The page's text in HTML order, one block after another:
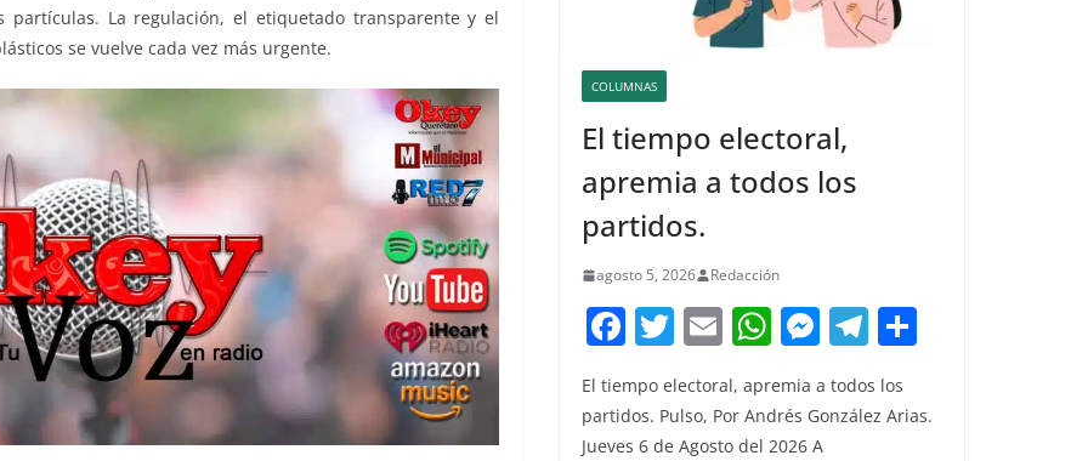
partículas. La regulación, el etiquetado transparente y el
se vuelve cada vez más urgente.
COLUMNAS
El tiempo electoral,
apremia a todos los
partidos.
agosto 5, 2026 Redacción
F
c
e
T
w
itt
er
E
m
ai
l
W
at
s
M
ss
e
T
el
e m
El tiempo electoral, apremia a todos los
partidos. Pulso, Por Andrés González Arias.
Jueves 6 de Agosto del 2026 A